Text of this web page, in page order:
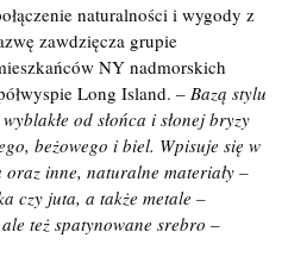
naturalności i wygody z
zawdzięcza grupie
NY nadmorskich
Long Island. – Bazą stylu
od słońca i słonej bryzy
beżowego i biel. Wpisuje się w
inne, naturalne materiały –
czy juta, a także metale –
też spatynowane srebro –